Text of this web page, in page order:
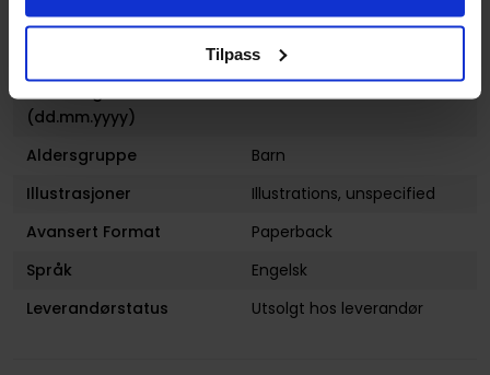
Tilpass
Antall Sider
112
Joe Books Inc.
(dd.mm.yyyy)
Aldersgruppe
Barn
Illustrasjoner
Illustrations, unspecified
Avansert Format
Paperback
Språk
Engelsk
Leverandørstatus
Utsolgt hos leverandør